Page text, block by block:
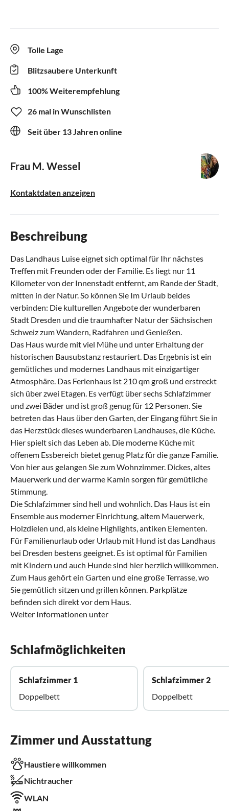
Tolle Lage
Blitzsaubere Unterkunft
100% Weiterempfehlung
26 mal in Wunschlisten
Seit über 13 Jahren online
Frau M. Wessel
Kontaktdaten anzeigen
Beschreibung
Das Landhaus Luise eignet sich optimal für Ihr nächstes
Treffen mit Freunden oder der Familie. Es liegt nur 11
Kilometer von der Innenstadt entfernt, am Rande der Stadt,
mitten in der Natur. So können Sie Im Urlaub beides
verbinden: Die kulturellen Angebote der wunderbaren
Stadt Dresden und die traumhafter Natur der Sächsischen
Schweiz zum Wandern, Radfahren und Genießen.
Das Haus wurde mit viel Mühe und unter Erhaltung der
historischen Bausubstanz restauriert. Das Ergebnis ist ein
gemütliches und modernes Landhaus mit einzigartiger
Atmosphäre. Das Ferienhaus ist 210 qm groß und erstreckt
sich über zwei Etagen. Es verfügt über sechs Schlafzimmer
und zwei Bäder und ist groß genug für 12 Personen. Sie
betreten das Haus über den Garten, der Eingang führt Sie in
das Herzstück dieses wunderbaren Landhauses, die Küche.
Hier spielt sich das Leben ab. Die moderne Küche mit
offenem Essbereich bietet genug Platz für die ganze Familie.
Von hier aus gelangen Sie zum Wohnzimmer. Dickes, altes
Mauerwerk und der warme Kamin sorgen für gemütliche
Stimmung.
Die Schlafzimmer sind hell und wohnlich. Das Haus ist ein
Ensemble aus moderner Einrichtung, altem Mauerwerk,
Holzdielen und, als kleine Highlights, antiken Elementen.
Für Familienurlaub oder Urlaub mit Hund ist das Landhaus
bei Dresden bestens geeignet. Es ist optimal für Familien
mit Kindern und auch Hunde sind hier herzlich willkommen.
Zum Haus gehört ein Garten und eine große Terrasse, wo
Sie gemütlich sitzen und grillen können. Parkplätze
befinden sich direkt vor dem Haus.
Weiter Informationen unter
Schlafmöglichkeiten
Schlafzimmer 1
Doppelbett
Schlafzimmer 2
Doppelbett
Zimmer und Ausstattung
Haustiere willkommen
Nichtraucher
WLAN